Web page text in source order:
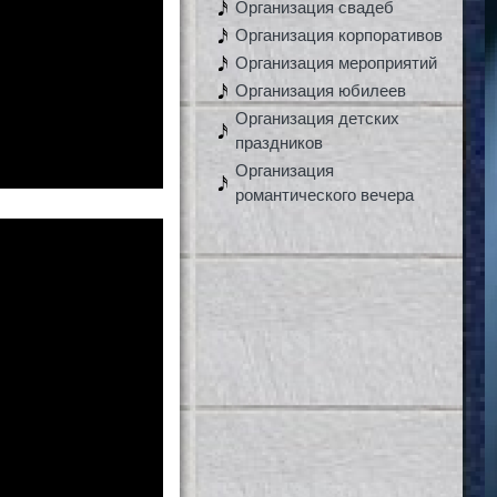
Организация свадеб
Организация корпоративов
Организация мероприятий
Организация юбилеев
Организация детских
праздников
Организация
романтического вечера